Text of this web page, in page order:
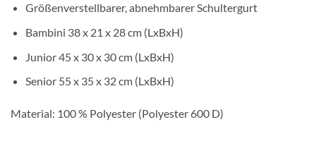
Größenverstellbarer, abnehmbarer Schultergurt
Bambini 38 x 21 x 28 cm (LxBxH)
Junior 45 x 30 x 30 cm (LxBxH)
Senior 55 x 35 x 32 cm (LxBxH)
Material: 100 % Polyester (Polyester 600 D)